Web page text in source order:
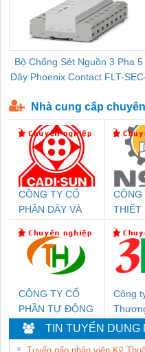
Bộ Chống Sét Nguồn 3 Pha 5
Dây Phoenix Contact FLT-
Nhà cung cấp
CÔNG TY CỔ
PHẦN DÂY VÀ
THƯỢNG ĐÌNH
CÔNG
THIẾT
NAM
CÔNG TY CỔ
PHẦN TỰ ĐỘNG
TIẾN HƯNG
Công
Ba
TIN TUYỂN DỤNG